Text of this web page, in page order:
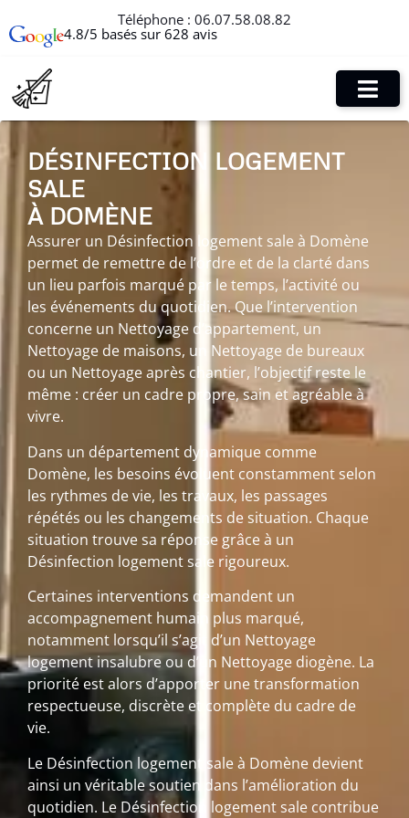
Téléphone : 06.07.58.08.82
4.8/5 basés sur 628 avis
DÉSINFECTION LOGEMENT
SALE
À DOMÈNE
Assurer un Désinfection logement sale à Domène
permet de remettre de l’ordre et de la clarté dans
un lieu parfois marqué par le temps, l’activité ou
les événements du quotidien. Que l’intervention
concerne un Nettoyage d’appartement, un
Nettoyage de maisons, un Nettoyage de bureaux
ou un Nettoyage après chantier, l’objectif reste le
même : créer un cadre propre, sain et agréable à
vivre.
Dans un département dynamique comme
Domène, les besoins évoluent constamment selon
les rythmes de vie, les travaux, les passages
répétés ou les changements de situation. Chaque
situation trouve sa réponse grâce à un
Désinfection logement sale rigoureux.
Certaines interventions demandent un
accompagnement humain plus marqué,
notamment lorsqu’il s’agit d’un Nettoyage
logement insalubre ou d’un Nettoyage diogène. La
priorité est alors d’apporter une transformation
respectueuse, discrète et complète du cadre de
vie.
Le Désinfection logement sale à Domène devient
ainsi un véritable soutien dans l’amélioration du
quotidien. Le Désinfection logement sale contribue